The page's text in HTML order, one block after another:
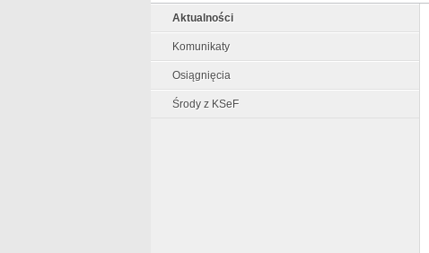
Aktualności
Komunikaty
Osiągnięcia
Środy z KSeF